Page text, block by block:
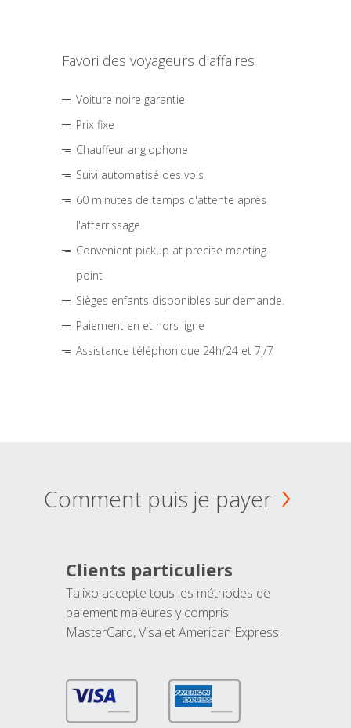
Favori des voyageurs d'affaires
Voiture noire garantie
Prix fixe
Chauffeur anglophone
Suivi automatisé des vols
60 minutes de temps d'attente après
l'atterrissage
Convenient pickup at precise meeting
point
Sièges enfants disponibles sur demande.
Paiement en et hors ligne
Assistance téléphonique 24h/24 et 7j/7
Comment puis je payer
Clients particuliers
Talixo accepte tous les méthodes de
paiement majeures y compris
MasterCard, Visa et American Express.